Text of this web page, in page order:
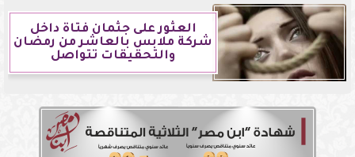
العثور على جثمان فتاة داخل
شركة ملابس بالعاشر من رمضان
والتحقيقات تتواصل